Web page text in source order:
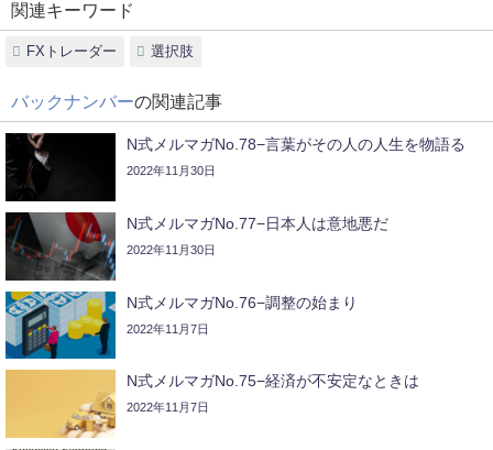
関連キーワード
FXトレーダー 選択肢
バックナンバーの関連記事
N式メルマガNo.78−言葉がその人の人生を物語る
2022年11月30日
N式メルマガNo.77−日本人は意地悪だ
2022年11月30日
N式メルマガNo.76−調整の始まり
2022年11月7日
N式メルマガNo.75−経済が不安定なときは
2022年11月7日